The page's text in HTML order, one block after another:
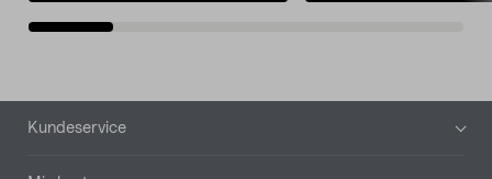
Bunntekst
Kundeservice